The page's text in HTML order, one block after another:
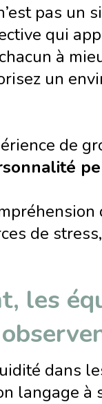
pas un
qui
à
un
de
de
les
dans
langage à